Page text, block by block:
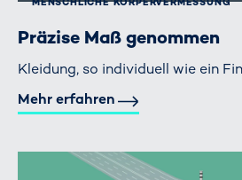
Präzise Maß genommen
Kleidung, so individuell wie ein
Mehr erfahren